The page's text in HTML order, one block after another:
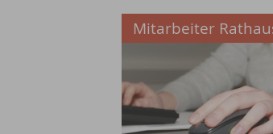
Mitarbeiter